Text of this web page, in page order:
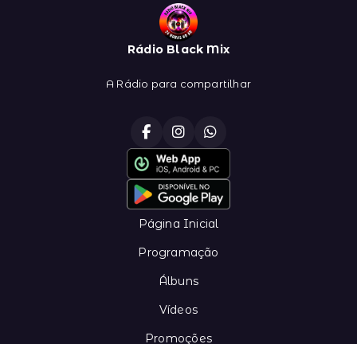
Rádio Black Mix
A Rádio para compartilhar
Página Inicial
Programação
Álbuns
Vídeos
Promoções